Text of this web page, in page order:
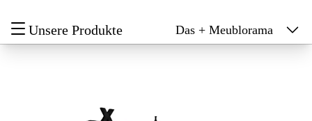
Unsere Produkte Das + Meublorama